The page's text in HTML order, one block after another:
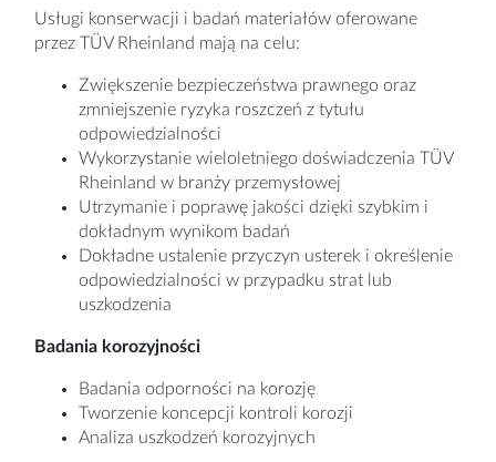
Usługi konserwacji i badań materiałów oferowane
przez TÜV Rheinland mają na celu:
Zwiększenie bezpieczeństwa prawnego oraz
zmniejszenie ryzyka roszczeń z tytułu
odpowiedzialności
Wykorzystanie wieloletniego doświadczenia TÜV
Rheinland w branży przemysłowej
Utrzymanie i poprawę jakości dzięki szybkim i
dokładnym wynikom badań
Dokładne ustalenie przyczyn usterek i określenie
odpowiedzialności w przypadku strat lub
uszkodzenia
Badania korozyjności
Badania odporności na korozję
Tworzenie koncepcji kontroli korozji
Analiza uszkodzeń korozyjnych